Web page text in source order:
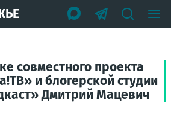
совместного проекта
и блогерской студии
Дмитрий Мацевич